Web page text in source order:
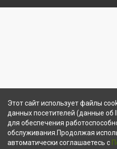
Этот сайт использует файлы
данных посетителей (данные
для обеспечения
обслуживания.Продолжая
автоматически соглашаетесь с